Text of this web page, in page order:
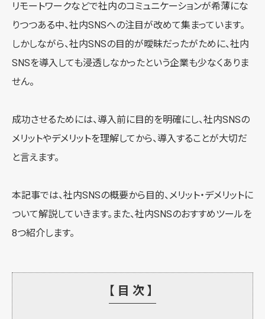
リモートワークなどで社内のコミュニケーションが希薄にな
りつつある中、社内SNSへの注目が改めて集まっています。
しかしながら、社内SNSの目的が曖昧だったがために、社内
SNSを導入しても浸透しなかったという企業も少なくありま
せん。
成功させるためには、導入前に目的を明確にし、社内SNSの
メリットやデメリットを理解してから、導入することが大切だ
と言えます。
本記事では、社内SNSの概要から目的、メリット・デメリットに
ついて解説していきます。また、社内SNSのおすすめツールを
8つ紹介します。
【目次】